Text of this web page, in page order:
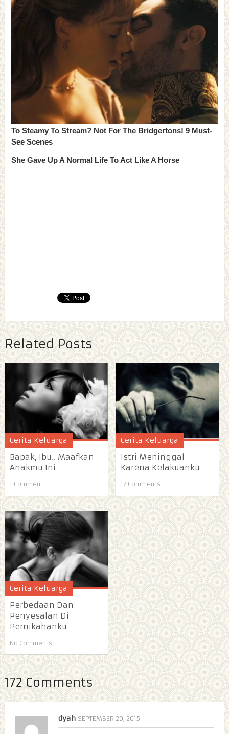
Related Posts
Cerita Keluarga
Bapak, Ibu.. Maafkan
Anakmu Ini
1 Comment
Cerita Keluarga
Istri Meninggal
Karena Kelakuanku
17 Comments
Cerita Keluarga
Perbedaan Dan
Penyesalan Di
Pernikahanku
No Comments
172 Comments
dyah SEPTEMBER 29, 2015